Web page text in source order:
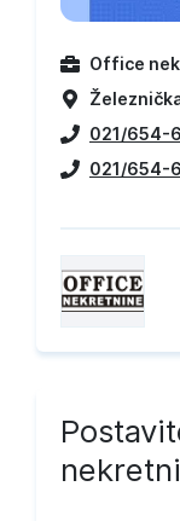
Office
021/654-
021/654-